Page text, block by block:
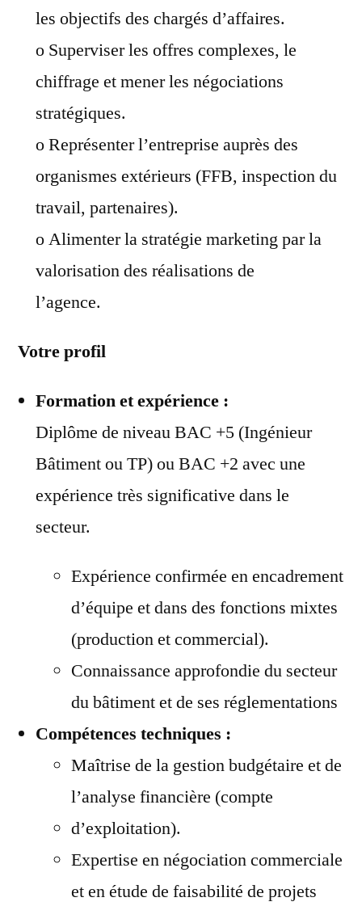
les objectifs des chargés d’affaires.
o Superviser les offres complexes, le
chiffrage et mener les négociations
stratégiques.
o Représenter l’entreprise auprès des
organismes extérieurs (FFB, inspection du
travail, partenaires).
o Alimenter la stratégie marketing par la
valorisation des réalisations de
l’agence.
Votre profil
Formation et expérience :
Diplôme de niveau BAC +5 (Ingénieur
Bâtiment ou TP) ou BAC +2 avec une
expérience très significative dans le
secteur.
Expérience confirmée en encadrement
d’équipe et dans des fonctions mixtes
(production et commercial).
Connaissance approfondie du secteur
du bâtiment et de ses réglementations
Compétences techniques :
Maîtrise de la gestion budgétaire et de
l’analyse financière (compte
d’exploitation).
Expertise en négociation commerciale
et en étude de faisabilité de projets